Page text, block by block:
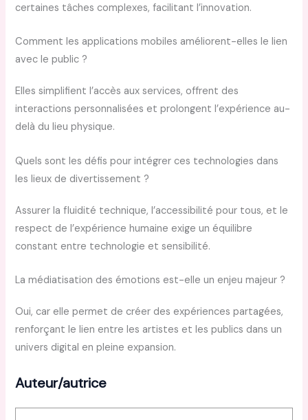
certaines tâches complexes, facilitant l’innovation.
Comment les applications mobiles améliorent-elles le lien
avec le public ?
Elles simplifient l’accès aux services, offrent des
interactions personnalisées et prolongent l’expérience au-
delà du lieu physique.
Quels sont les défis pour intégrer ces technologies dans
les lieux de divertissement ?
Assurer la fluidité technique, l’accessibilité pour tous, et le
respect de l’expérience humaine exige un équilibre
constant entre technologie et sensibilité.
La médiatisation des émotions est-elle un enjeu majeur ?
Oui, car elle permet de créer des expériences partagées,
renforçant le lien entre les artistes et les publics dans un
univers digital en pleine expansion.
Auteur/autrice